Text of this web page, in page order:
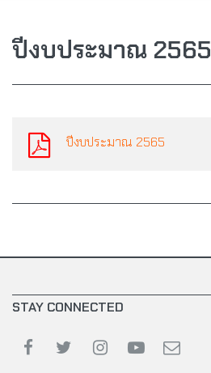
ปีงบประมาณ 2565
ปีงบประมาณ 2565
STAY CONNECTED